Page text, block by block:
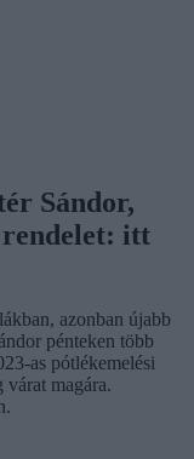
Sándor,
rendelet: itt
azonban újabb
pénteken több
as pótlékemelési
várat magára.